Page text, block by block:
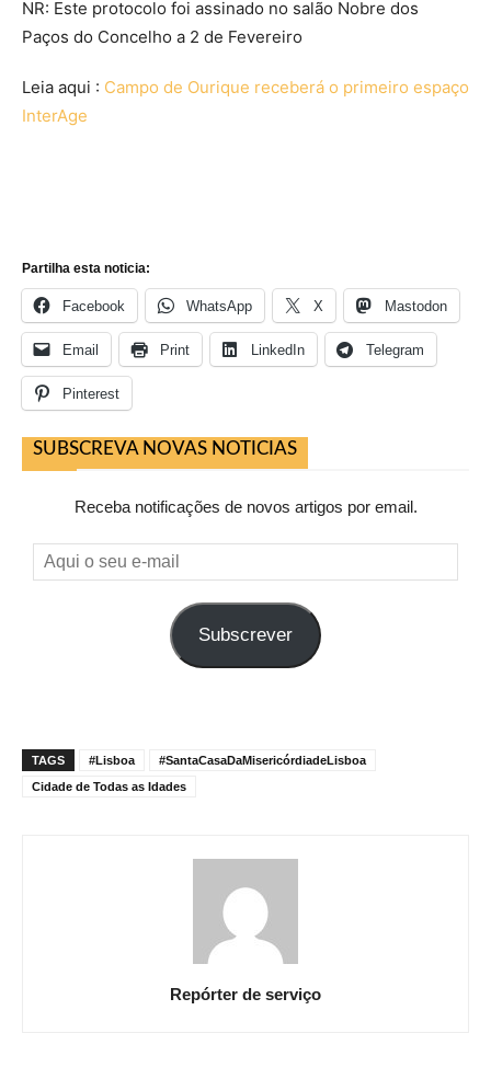
NR: Este protocolo foi assinado no salão Nobre dos
Paços do Concelho a 2 de Fevereiro
Leia aqui : Campo de Ourique receberá o primeiro espaço
InterAge
Partilha esta noticia:
Facebook WhatsApp X Mastodon
Email Print LinkedIn Telegram
Pinterest
SUBSCREVA NOVAS NOTICIAS
Receba notificações de novos artigos por email.
Aqui
o
Subscrever
TAGS #Lisboa
#SantaCasaDaMisericórdiadeLisboa
Cidade de Todas as Idades
Repórter de serviço